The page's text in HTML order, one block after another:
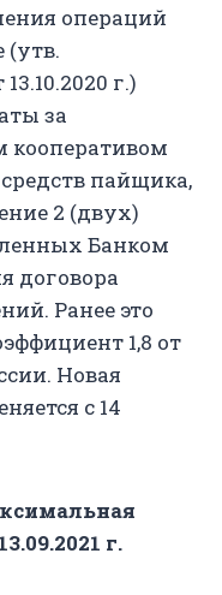
операций
г.)
за
кооперативом
пайщика,
2 (двух)
Банком
договора
Ранее это
1,8 от
Новая
с 14
г.